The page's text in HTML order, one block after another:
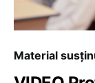
Material